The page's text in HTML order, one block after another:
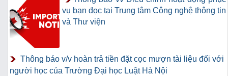
vụ bạn đọc tại Trung tâm Công nghệ thông tin
và Thư viện
Thông báo v/v hoàn trả tiền đặt cọc mượn tài liệu đối với
người học của Trường Đại học Luật Hà Nội